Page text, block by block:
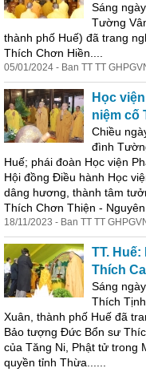
Sáng
Tường
thành phố Huế) đã trang
Thích Chơn Hiền....
05/01/2024 - Ban TT TT
Học
niệm cố
Chiều
đình
Huế; phái đoàn Học viện
Hội đồng Điều hành Học
dâng hương, thành tâm
Thích Chơn Thiện -
18/11/2023 - Ban TT TT
TT.
Thích
Sáng
Thích
Xuân thành phố Huế đã
Bảo tượng Đức Bổn sư
của Tăng Ni, Phật tử trong
quyền tỉnh Thừa......